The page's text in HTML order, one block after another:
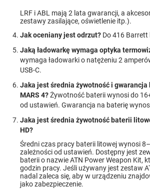
LRF i ABL mają 2 lata gwarancji, a
zestawy zasilające, oświetlenie itp.).
Jak oceniany jest odrzut? Do 416 Barrett
Jaką ładowarkę wymaga optyka
wymaga ładowarki o natężeniu 2
USB-C.
Jaka jest średnia żywotność i
MARS 4?Żywotność baterii wynosi do
od ustawień. Gwarancja na baterię
Jaka jest średnia żywotność baterii
HD?
Średni czas pracy baterii litowej wynosi
zależności od ustawień. Dostępny jest
baterii o nazwie ATN Power Weapon Kit,
godzin pracy. Jeśli używany jest zestaw
nadal zaleca się, aby w urządzeniu
jako zabezpieczenie.